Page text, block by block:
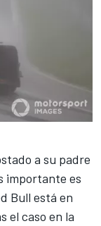
a su padre
importante es
Bull está en
el caso en la